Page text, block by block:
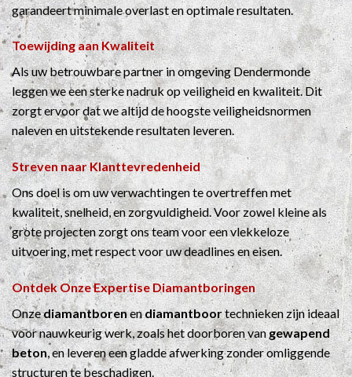
garandeert minimale overlast en optimale resultaten.
Toewijding aan Kwaliteit
Als uw betrouwbare partner in omgeving Dendermonde
leggen we een sterke nadruk op veiligheid en kwaliteit. Dit
zorgt ervoor dat we altijd de hoogste veiligheidsnormen
naleven en uitstekende resultaten leveren.
Streven naar Klanttevredenheid
Ons doel is om uw verwachtingen te overtreffen met
kwaliteit, snelheid, en zorgvuldigheid. Voor zowel kleine als
grote projecten zorgt ons team voor een vlekkeloze
uitvoering, met respect voor uw deadlines en eisen.
Ontdek Onze ExpertiseDiamantboringen
Onzediamantborenendiamantboortechnieken zijn ideaal
voor nauwkeurig werk, zoals het doorboren vangewapend
beton, en leveren een gladde afwerking zonder omliggende
structuren te beschadigen.